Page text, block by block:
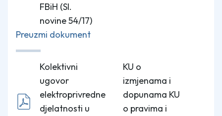
FBiH (Sl.
novine 54/17)
Preuzmi dokument
Kolektivni
ugovor
elektroprivredne
djelatnosti u
KU o
izmjenama i
dopunama KU
o pravima i